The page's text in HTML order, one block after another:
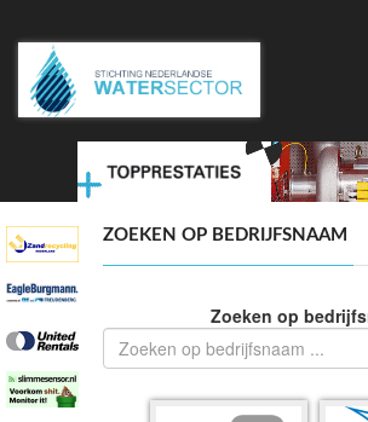
ZOEKEN OP BEDRIJFSNAAM
Zoeken op